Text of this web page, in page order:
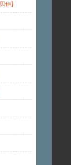
佳]